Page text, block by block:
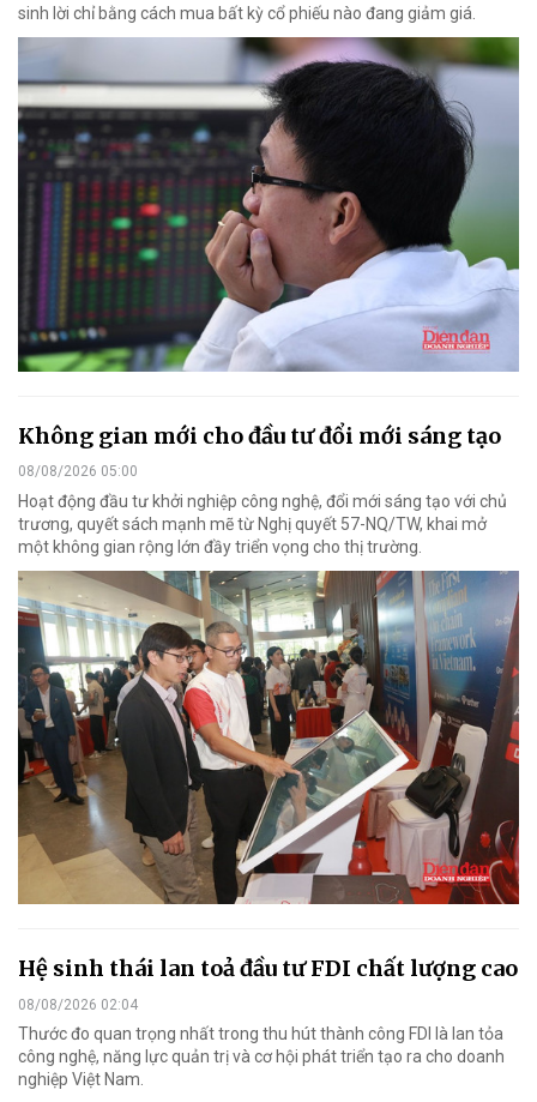
sinh lời chỉ bằng cách mua bất kỳ cổ phiếu nào đang giảm giá.
Không gian mới cho đầu tư đổi mới sáng tạo
08/08/2026 05:00
Hoạt động đầu tư khởi nghiệp công nghệ, đổi mới sáng tạo với chủ
trương, quyết sách mạnh mẽ từ Nghị quyết 57-NQ/TW, khai mở
một không gian rộng lớn đầy triển vọng cho thị trường.
Hệ sinh thái lan toả đầu tư FDI chất lượng cao
08/08/2026 02:04
Thước đo quan trọng nhất trong thu hút thành công FDI là lan tỏa
công nghệ, năng lực quản trị và cơ hội phát triển tạo ra cho doanh
nghiệp Việt Nam.